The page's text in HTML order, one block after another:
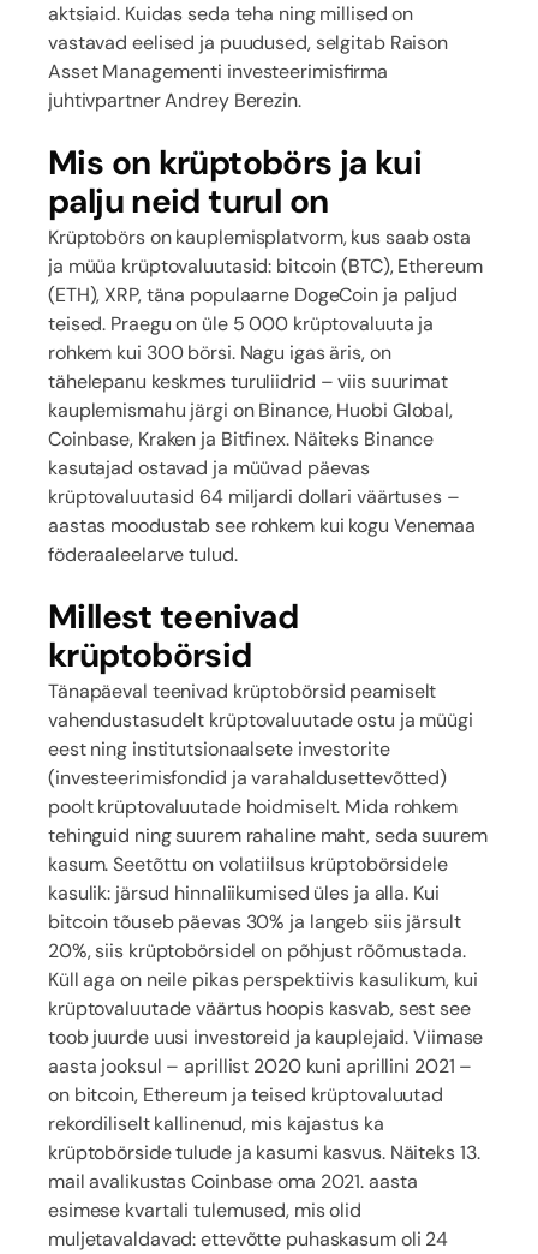
aktsiaid. Kuidas seda teha ning millised on
vastavad eelised ja puudused, selgitab Raison
Asset Managementi investeerimisfirma
juhtivpartner Andrey Berezin.
Mis on krüptobörs ja kui
palju neid turul on
Krüptobörs on kauplemisplatvorm, kus saab osta
ja müüa krüptovaluutasid: bitcoin (BTC), Ethereum
(ETH), XRP, täna populaarne DogeCoin ja paljud
teised. Praegu on üle 5 000 krüptovaluuta ja
rohkem kui 300 börsi. Nagu igas äris, on
tähelepanu keskmes turuliidrid – viis suurimat
kauplemismahu järgi on Binance, Huobi Global,
Coinbase, Kraken ja Bitfinex. Näiteks Binance
kasutajad ostavad ja müüvad päevas
krüptovaluutasid 64 miljardi dollari väärtuses –
aastas moodustab see rohkem kui kogu Venemaa
föderaaleelarve tulud.
Millest teenivad
krüptobörsid
Tänapäeval teenivad krüptobörsid peamiselt
vahendustasudelt krüptovaluutade ostu ja müügi
eest ning institutsionaalsete investorite
(investeerimisfondid ja varahaldusettevõtted)
poolt krüptovaluutade hoidmiselt. Mida rohkem
tehinguid ning suurem rahaline maht, seda suurem
kasum. Seetõttu on volatiilsus krüptobörsidele
kasulik: järsud hinnaliikumised üles ja alla. Kui
bitcoin tõuseb päevas 30% ja langeb siis järsult
20%, siis krüptobörsidel on põhjust rõõmustada.
Küll aga on neile pikas perspektiivis kasulikum, kui
krüptovaluutade väärtus hoopis kasvab, sest see
toob juurde uusi investoreid ja kauplejaid. Viimase
aasta jooksul – aprillist 2020 kuni aprillini 2021 –
on bitcoin, Ethereum ja teised krüptovaluutad
rekordiliselt kallinenud, mis kajastus ka
krüptobörside tulude ja kasumi kasvus. Näiteks 13.
mail avalikustas Coinbase oma 2021. aasta
esimese kvartali tulemused, mis olid
muljetavaldavad: ettevõtte puhaskasum oli 24